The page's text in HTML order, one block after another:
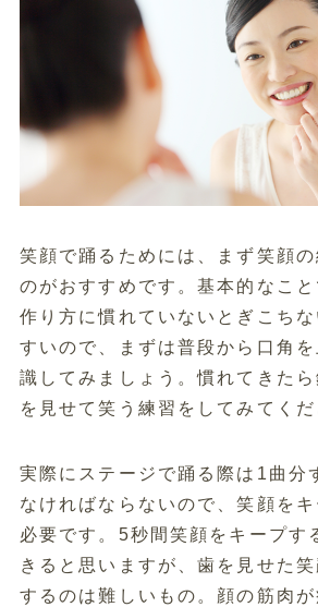
笑顔で踊るためには、まず笑顔
のがおすすめです。基本的なこ
作り方に慣れていないとぎこち
すいので、まずは普段から口角
識してみましょう。慣れてきた
を見せて笑う練習をしてみてくだ
実際にステージで踊る際は1曲分
なければならないので、笑顔を
必要です。5秒間笑顔をキープす
きると思いますが、歯を見せた
するのは難しいもの。顔の筋肉が